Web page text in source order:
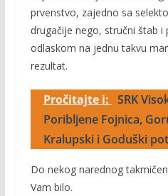
prvenstvo, zajedno sa
drugačije nego, stručni štab i
odlaskom na jednu takvu
rezultat.
Pročitajte i: SRK
Poribljene Fojnica,
Kralupski i Goduški
Do nekog narednog
Vam bilo.